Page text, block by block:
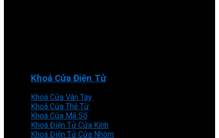
Khoá Cửa Điện Tử
Khoá Cửa Vân Tay
Khoá Cửa Thẻ Từ
Khoá Cửa Mã Số
Khoá Điện Tử Cửa Kính
Khoá Điện Tử Cửa Nhôm